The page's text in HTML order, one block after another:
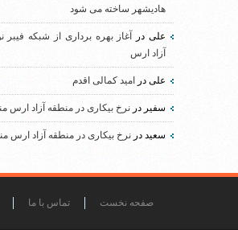
هادیشهر ساخته می شود
علیدر
آغاز بهره برداری از شبکه
آزاد ارس
علی در امید کمالی اقدم
سفیر در نرخ بیکاری در منطقه آزاد ارس
سعید در نرخ بیکاری در منطقه آزاد ارس
صفحه نخست تماس با ما